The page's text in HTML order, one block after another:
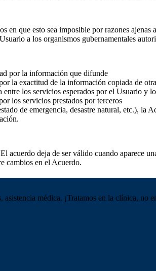
en que esto sea imposible por razones
a los organismos gubernamentales
por la información que difunde
la exactitud de la información copiada de
los servicios esperados por el Usuario y
los servicios prestados por terceros
de emergencia, desastre natural, etc.),
acuerdo deja de ser válido cuando aparece
cambios en el Acuerdo.
médica. ¡Tratamos en la clínica, no